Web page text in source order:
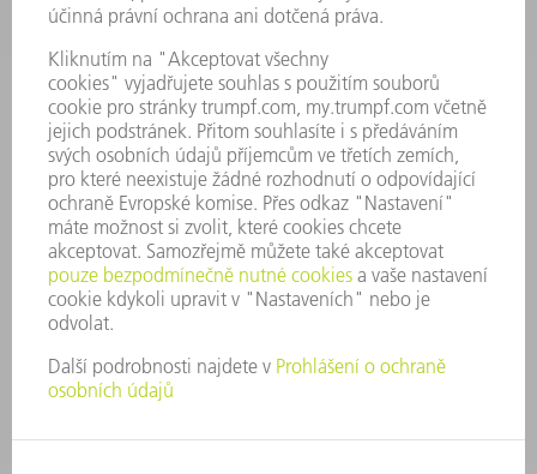
PROFIL PODNIKU
VÝROČNÍ ZPRÁVA
ZÁSADY SPOLEČNOSTI
SHODA
SYSTÉM UPOZORŇOVAČŮ
SECURITY
TISKOVÉ ZPRÁVY
MAGAZÍN
UDRŽITELNOST
ŽIVOTNÍ PROSTŘEDÍ & KLIMA
SOCIÁLNÍ TÉMA & SPOLEČNOST
VEDENÍ FIRMY